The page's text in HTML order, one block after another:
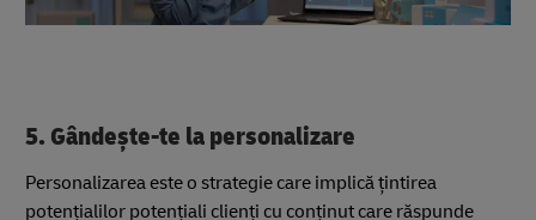
5. Gândește-te la personalizare
Personalizarea este o strategie care implică țintirea
potențialilor potențiali clienți cu conținut care răspunde